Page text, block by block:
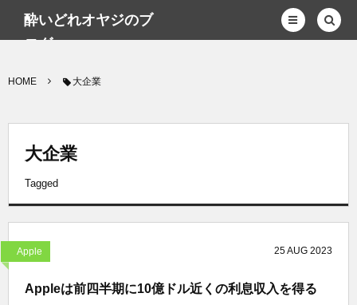
酔いどれオヤジのブ
ログwp
HOME 大企業
大企業
Tagged
Apple 25AUG 2023
Appleは前四半期に10億ドル近くの利息収入を得る